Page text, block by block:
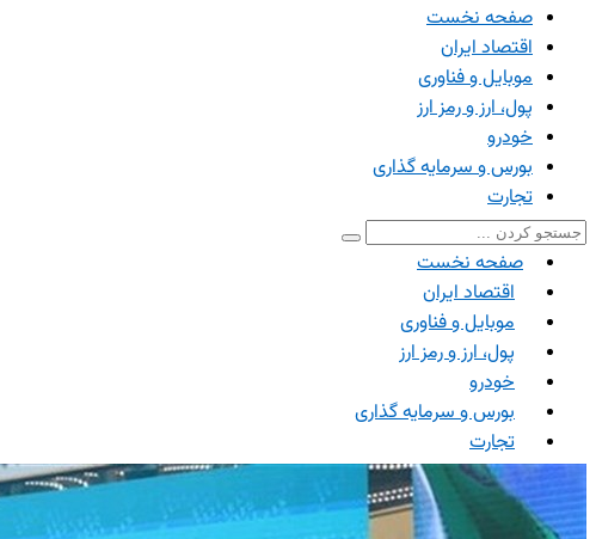
صفحه نخست
اقتصاد ایران
موبایل و فناوری
پول، ارز و رمز ارز
خودرو
بورس و سرمایه گذاری
تجارت
صفحه نخست
اقتصاد ایران
موبایل و فناوری
پول، ارز و رمز ارز
خودرو
بورس و سرمایه گذاری
تجارت